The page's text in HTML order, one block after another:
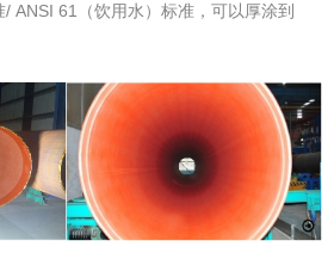
ANSI 61（饮用水）标准，可以厚涂到